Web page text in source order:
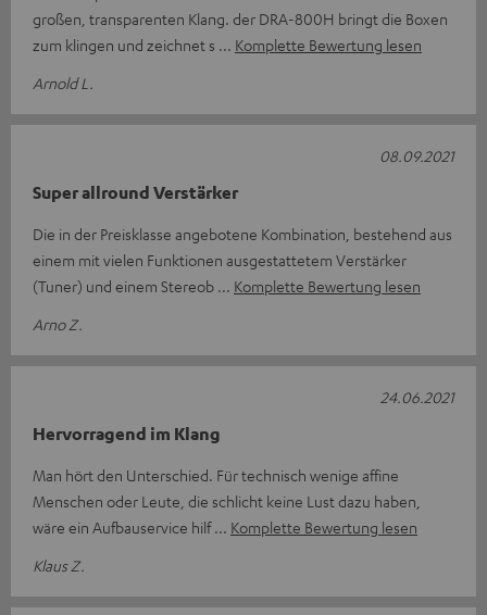
großen, transparenten Klang. der DRA-800H bringt die Boxen
zum klingen und zeichnet s
Komplette Bewertung lesen
Arnold L.
Super allround Verstärker
Die in der Preisklasse angebotene Kombination, bestehend aus
einem mit vielen Funktionen ausgestattetem Verstärker
(Tuner) und einem Stereob
Komplette Bewertung lesen
Arno Z.
08.09.2021
Hervorragend im Klang
Man hört den Unterschied. Für technisch wenige affine
Menschen oder Leute, die schlicht keine Lust dazu haben,
wäre ein Aufbauservice hilf
Komplette Bewertung lesen
Klaus Z.
24.06.2021